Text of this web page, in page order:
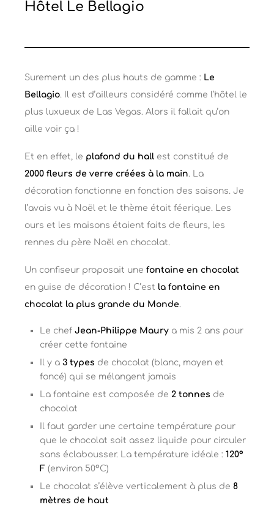
Hôtel Le Bellagio
Surement un des plus hauts de gamme : Le
Bellagio. Il est d’ailleurs considéré comme l’hôtel le
plus luxueux de Las Vegas. Alors il fallait qu’on
aille voir ça !
Et en effet, le plafond du hall est constitué de
2000 fleurs de verre créées à la main. La
décoration fonctionne en fonction des saisons. Je
l’avais vu à Noël et le thème était féerique. Les
ours et les maisons étaient faits de fleurs, les
rennes du père Noël en chocolat.
Un confiseur proposait une fontaine en chocolat
en guise de décoration ! C’est la fontaine en
chocolat la plus grande du Monde.
Le chef Jean-Philippe Maury a mis 2 ans pour
créer cette fontaine
Il y a 3 types de chocolat (blanc, moyen et
foncé) qui se mélangent jamais
La fontaine est composée de 2 tonnes de
chocolat
Il faut garder une certaine température pour
que le chocolat soit assez liquide pour circuler
sans éclabousser. La température idéale : 120°
F (environ 50°C)
Le chocolat s’élève verticalement à plus de 8
mètres de haut